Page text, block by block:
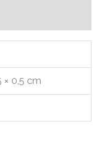
× 0,5 cm